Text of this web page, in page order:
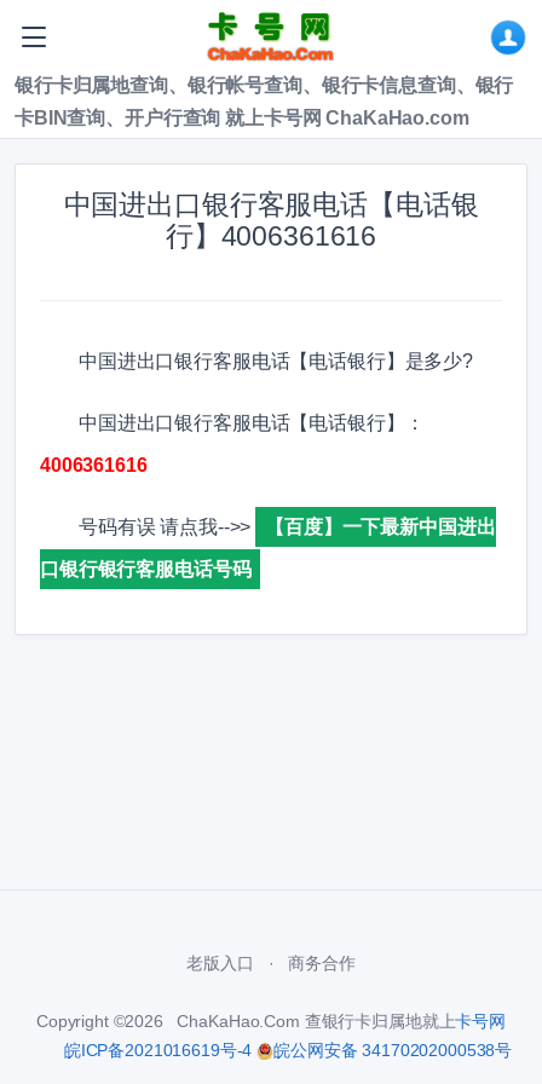
银行卡归属地查询、银行帐号查询、银行卡信息查询、银行
卡BIN查询、开户行查询 就上卡号网 ChaKaHao.com
中国进出口银行客服电话【电话银
行】4006361616
中国进出口银行客服电话【电话银行】是多少?
中国进出口银行客服电话【电话银行】：
4006361616
号码有误 请点我-->> 【百度】一下最新中国进出
口银行银行客服电话号码
老版入口 商务合作
Copyright ©2026 ChaKaHao.Com 查银行卡归属地就上卡号网
皖ICP备2021016619号-4
皖公网安备 34170202000538号